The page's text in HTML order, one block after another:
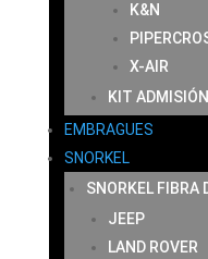
K&N
X-AIR
KIT
EMBRAGUES
SNORKEL
SNORKEL FIBRA
JEEP
LAND ROVER